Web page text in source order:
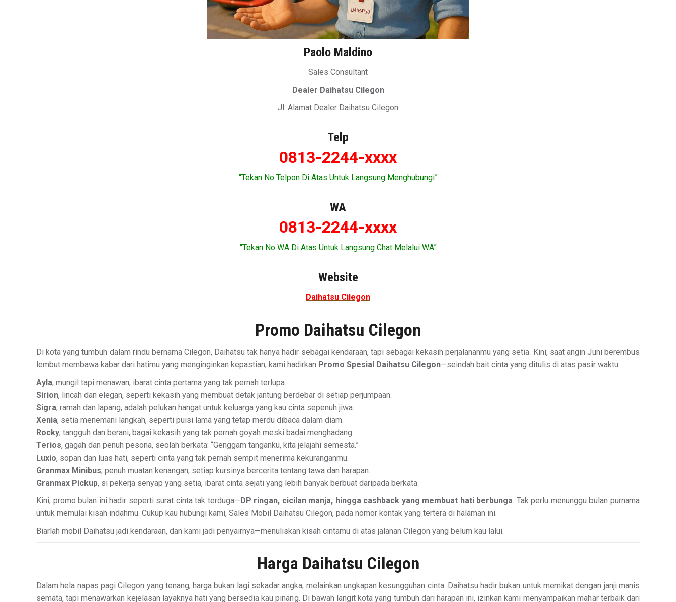
Paolo Maldino
Sales Consultant
Dealer Daihatsu Cilegon
Jl. Alamat Dealer Daihatsu Cilegon
Telp
0813-2244-xxxx
“Tekan No Telpon Di Atas Untuk Langsung Menghubungi”
WA
0813-2244-xxxx
“Tekan No WA Di Atas Untuk Langsung Chat Melalui WA”
Website
Daihatsu Cilegon
Promo Daihatsu Cilegon
Di kota yang tumbuh dalam rindu bernama Cilegon, Daihatsu tak hanya hadir sebagai kendaraan, tapi sebagai kekasih perjalananmu yang setia. Kini, saat angin Juni berembus
lembut membawa kabar dari hatimu yang menginginkan kepastian, kami hadirkan Promo Spesial Daihatsu Cilegon—seindah bait cinta yang ditulis di atas pasir waktu.
Ayla, mungil tapi menawan, ibarat cinta pertama yang tak pernah terlupa.
Sirion, lincah dan elegan, seperti kekasih yang membuat detak jantung berdebar di setiap perjumpaan.
Sigra, ramah dan lapang, adalah pelukan hangat untuk keluarga yang kau cinta sepenuh jiwa.
Xenia, setia menemani langkah, seperti puisi lama yang tetap merdu dibaca dalam diam.
Rocky, tangguh dan berani, bagai kekasih yang tak pernah goyah meski badai menghadang.
Terios, gagah dan penuh pesona, seolah berkata: “Genggam tanganku, kita jelajahi semesta.”
Luxio, sopan dan luas hati, seperti cinta yang tak pernah sempit menerima kekuranganmu.
Granmax Minibus, penuh muatan kenangan, setiap kursinya bercerita tentang tawa dan harapan.
Granmax Pickup, si pekerja senyap yang setia, ibarat cinta sejati yang lebih banyak berbuat daripada berkata.
Kini, promo bulan ini hadir seperti surat cinta tak terduga—DP ringan, cicilan manja, hingga cashback yang membuat hati berbunga. Tak perlu menunggu bulan purnama
untuk memulai kisah indahmu. Cukup kau hubungi kami, Sales Mobil Daihatsu Cilegon, pada nomor kontak yang tertera di halaman ini.
Biarlah mobil Daihatsu jadi kendaraan, dan kami jadi penyairnya—menuliskan kisah cintamu di atas jalanan Cilegon yang belum kau lalui.
Harga Daihatsu Cilegon
Dalam hela napas pagi Cilegon yang tenang, harga bukan lagi sekadar angka, melainkan ungkapan kesungguhan cinta. Daihatsu hadir bukan untuk memikat dengan janji manis
semata, tapi menawarkan kejelasan layaknya hati yang bersedia kau pinang. Di bawah langit kota yang tumbuh dari harapan ini, izinkan kami menyampaikan mahar terbaik dari